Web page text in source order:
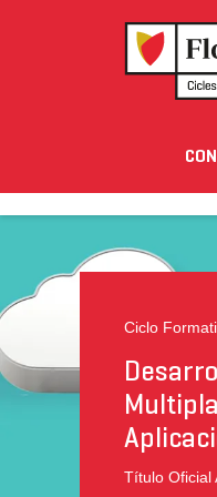
Ciclo
Título Oficial